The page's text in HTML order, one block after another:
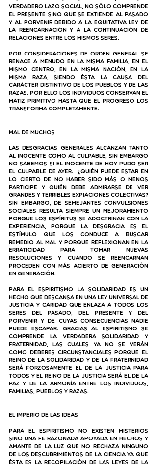
verdadero lazo social, no sólo comprende
el presente sino que se extiende al pasado
y al porvenir debido a la equitativa ley de
la reencarnación y a la continuación de
relaciones entre los mismos seres.
Por consideraciones de orden general se
renace a menudo en la misma familia, en el
mismo centro, en la misma nación, en la
misma raza, siendo ésta la causa del
carácter distintivo de los pueblos y de las
razas. Por ello los individuos conservan el
matiz primitivo hasta que el progreso los
transforma completamente.
Mal de muchos
Las desgracias generales alcanzan tanto
al inocente como al culpable, sin embargo
no sabemos si el inocente de hoy pudo ser
el culpable de ayer.  ¿Quién puede estar en
lo cierto de no haber sido más o menos
participe y quién debe admirarse de ver
grandes y terribles expiaciones colectivas?
Sin embargo, de semejantes convulsiones
sociales resulta siempre un mejoramiento
porque los Espíritus se adoctrinan con la
experiencia, porque la desgracia es el
estímulo que los conduce a buscar
remedio al mal y porque reflexionan en la
erraticidad para tomar nuevas
resoluciones y cuando se reencarnan
proceden con más acierto de generación
en generación.
Para el Espiritismo la solidaridad es un
hecho que descansa en una ley universal de
justicia y caridad que enlaza a todos los
seres del pasado, del presente y del
porvenir y de cuyas consecuencias nadie
puede escapar. Gracias al Espiritismo se
comprende la verdadera solidaridad y
fraternidad, las cuales ya no se verán
como deberes circunstanciales porque el
reino de la solidaridad y de la fraternidad
será forzosamente el de la justicia para
todos y el reino de la justicia será el de la
paz y de la armonía entre los individuos,
familias, pueblos y razas.
El imperio de las ideas
Para el Espiritismo no existen misterios
sino una fe razonada apoyada en hechos y
amante de la luz que no rechaza ninguno
de los descubrimientos de la ciencia ya que
ésta es la recopilación de las leyes de la